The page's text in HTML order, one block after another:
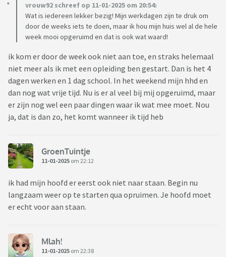
vrouw92 schreef op 11-01-2025 om 20:54:
Wat is iedereen lekker bezig! Mijn werkdagen zijn te druk om
door de weeks iets te doen, maar ik hou mijn huis wel al de hele
week mooi opgeruimd en dat is ook wat waard!
ik kom er door de week ook niet aan toe, en straks helemaal
niet meer als ik met een opleiding ben gestart. Dan is het 4
dagen werken en 1 dag school. In het weekend mijn hhd en
dan nog wat vrije tijd. Nu is er al veel bij mij opgeruimd, maar
er zijn nog wel een paar dingen waar ik wat mee moet. Nou
ja, dat is dan zo, het komt wanneer ik tijd heb
GroenTuintje
11-01-2025 om 22:12
ik had mijn hoofd er eerst ook niet naar staan. Begin nu
langzaam weer op te starten qua opruimen. Je hoofd moet
er echt voor aan staan.
Mlah!
11-01-2025 om 22:38